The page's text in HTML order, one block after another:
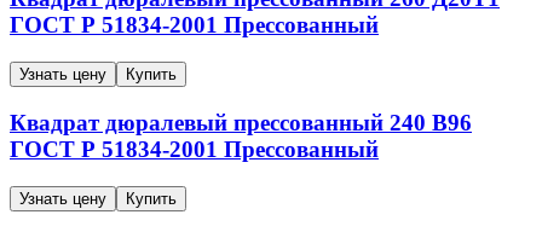
ГОСТ Р 51834-2001 Прессованный
Узнать цену Купить
Квадрат дюралевый прессованный 240 В96
ГОСТ Р 51834-2001 Прессованный
Узнать цену Купить